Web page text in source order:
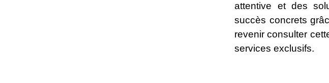
attentive et des
succès concrets
revenir consulter
services exclusifs.